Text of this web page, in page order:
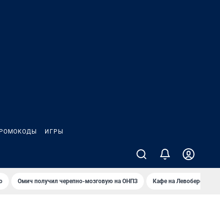
ИГРЫ
Омич получил черепно-мозговую на ОНПЗ Кафе на Левобережье